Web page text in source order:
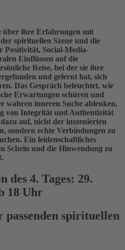
über ihre Erfahrungen mit
spirituellen Szene und die
Positivität, Social-Media-
Einflüssen auf die
Reise, bei der sie ihre
und gelernt hat, sich
Das Gespräch beleuchtet, wie
Erwartungen schüren und
wahren inneren Suche ablenken.
von Integrität und Authentizität
auf, nicht der inszenierten
sondern echte Verbindungen zu
Ein leidenschaftliches
Schein und die Hinwendung zu
des 4. Tages: 29.
18 Uhr
spirituellen